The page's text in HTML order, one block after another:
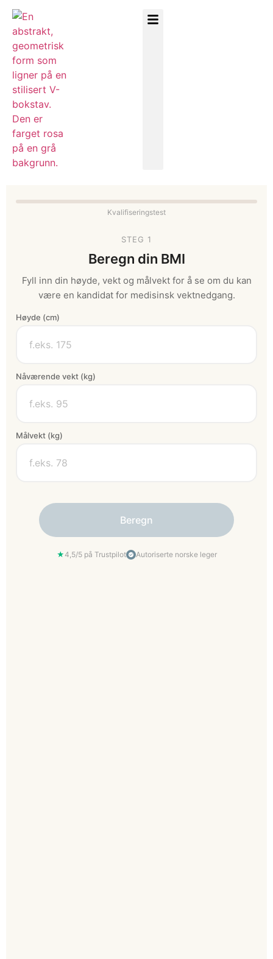
Kvalifiseringstest
STEG 1
Beregn din BMI
Fyll inn din høyde, vekt og målvekt for å se om du kan
være en kandidat for medisinsk vektnedgang.
Høyde (cm)
Nåværende vekt (kg)
Målvekt (kg)
Beregn
★4,5/5 på Trustpilot Autoriserte norske leger